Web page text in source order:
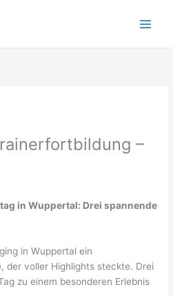
–
in Wuppertal: Drei spannende
in Wuppertal ein
der voller Highlights steckte. Drei
zu einem besonderen Erlebnis